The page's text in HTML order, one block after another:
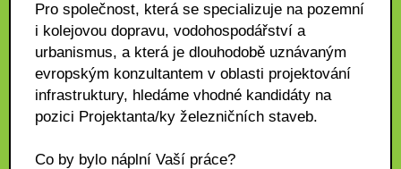
Pro společnost, která se specializuje na pozemní
i kolejovou dopravu, vodohospodářství a
urbanismus, a která je dlouhodobě uznávaným
evropským konzultantem v oblasti projektování
infrastruktury, hledáme vhodné kandidáty na
pozici Projektanta/ky železničních staveb.
Co by bylo náplní Vaší práce?